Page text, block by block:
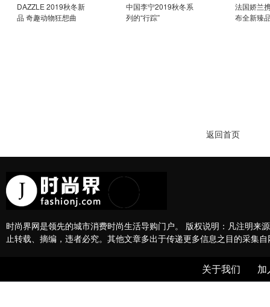
DAZZLE 2019秋冬新
品 奇趣动物狂想曲
中国李宁2019秋冬系
列的“行踪”
法国娇兰
布全新臻
返回首页
时尚界网是领先的城市消费时尚生活导购门户。 版权说明：凡注明来
止转载、摘编，违者必究。其他文章多出于传递更多信息之目的采集
关于我们 加